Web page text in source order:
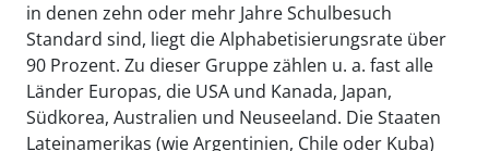
in denen zehn oder mehr Jahre Schulbesuch
Standard sind, liegt die Alphabetisierungsrate über
90 Prozent. Zu dieser Gruppe zählen u. a. fast alle
Länder Europas, die USA und Kanada, Japan,
Südkorea, Australien und Neuseeland. Die Staaten
Lateinamerikas (wie Argentinien, Chile oder Kuba)